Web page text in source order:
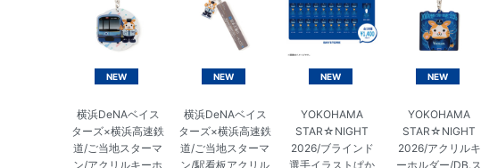
NEW
横浜DeNAベイス
ターズ×横浜高速鉄
道/ご当地スターマ
ン/アクリルキーホ
NEW
横浜DeNAベイス
ターズ×横浜高速鉄
道/ご当地スターマ
ン/駅看板アクリル
NEW
YOKOHAMA
STAR☆NIGHT
2026/ブラインド
選手イラストぱか
NEW
YOKOHAMA
STAR☆NIGHT
2026/アクリルキ
ーホルダー/DB.ス